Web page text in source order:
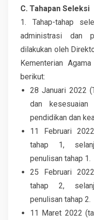
C. Tahapan Seleksi
1. Tahap-tahap
administrasi dan
dilakukan oleh
Kementerian
berikut:
28 Januari 2022
dan
pendidikan dan
11 Februari
tahap 1,
penulisan tahap 1.
25 Februari
tahap 2,
penulisan tahap 2.
11 Maret 2022